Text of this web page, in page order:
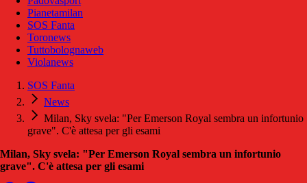
Pianetamilan
SOS Fanta
Toronews
Tuttobolognaweb
Violanews
SOS Fanta
News
Milan, Sky svela: "Per Emerson Royal sembra un infortunio
grave". C'è attesa per gli esami
Milan, Sky svela: "Per Emerson Royal sembra un infortunio
grave". C'è attesa per gli esami